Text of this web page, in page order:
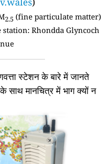
2.5 (fine particulate matter)
station: Rhondda Glyncoch
स्टेशन के बारे में जानते
मानचित्र में भाग क्यों न